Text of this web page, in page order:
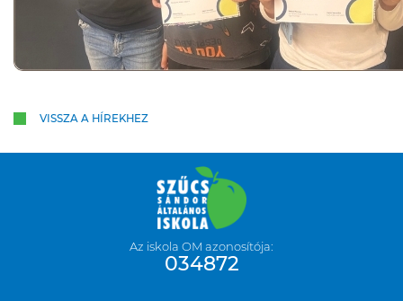
VISSZA A HÍREKHEZ
Az iskola OM azonosítója:
034872